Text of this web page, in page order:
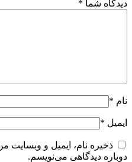
دیدگاه شما *
نام *
ایمیل *
ذخیره نام، ایمیل و وبسایت
دوباره دیدگاهی می‌نویسم.